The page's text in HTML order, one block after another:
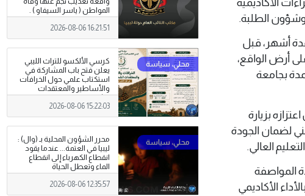
وشؤون الطلبة.
أشهر، قبل
أرض الواقع،
بجامعة
بزيارة
لضمان الجودة
العالي.
المواصفة
بالأداء الأكاديمي
المواطن ( ياسر السيفاو ) .
2026-08-06 16:21:51
كرسي الألكسو للتراث الليبي
يعلن فتح باب المشاركة في
استكتاب علمي حول الخرافات
والأساطير والمعتقدات
الشعبية
2026-08-06 15:22:03
محرر الشؤون المحلية بـ (وال) :
ليبيا في العتمة... عندما يقود
انقطاع الكهرباء إلى انقطاع
الماء وتعطل الحياة
2026-08-06 12:35:57